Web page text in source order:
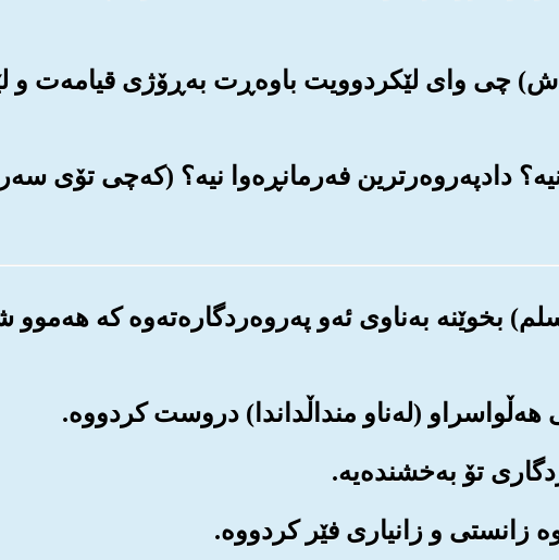
چی وای لێکردوویت باوه‌ڕت به‌ڕۆژی قیامه‌ت و
نیه‌؟ دادپه‌روه‌رترین فه‌رمانڕه‌وا نیه‌؟ (که‌چی تۆی
بخوێنه به‌ناوی ئه‌و په‌روه‌ردگاره‌ته‌وه که